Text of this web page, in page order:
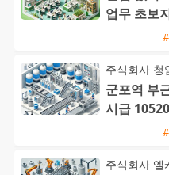
업무 초보
주식회사 청
군포역 부
시급
주식회사 엘